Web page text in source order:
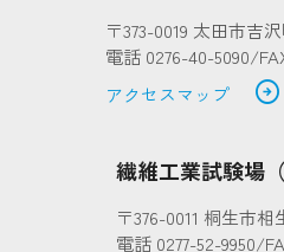
〒373-0019 太田市吉
電話 0276-40-5090/
アクセスマップ
arrow_circle_right
繊維工業試験場（
〒376-0011 桐生市相
電話 0277-52-9950/